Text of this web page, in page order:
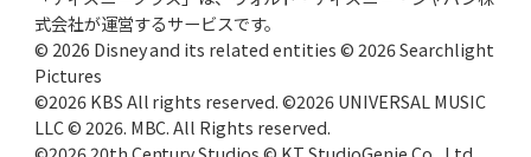
式会社が運営するサービスです。
© 2026 Disney and its related entities © 2026 Searchlight
Pictures
©2026 KBS All rights reserved. ©2026 UNIVERSAL MUSIC
LLC © 2026. MBC. All Rights reserved.